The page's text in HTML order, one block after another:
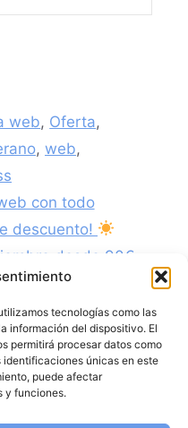
tecnologías como las
información del dispositivo. El
permitirá procesar datos como
únicas en este
puede afectar
y funciones.
web, Oferta,
, web,
con todo
descuento!
desde 90€